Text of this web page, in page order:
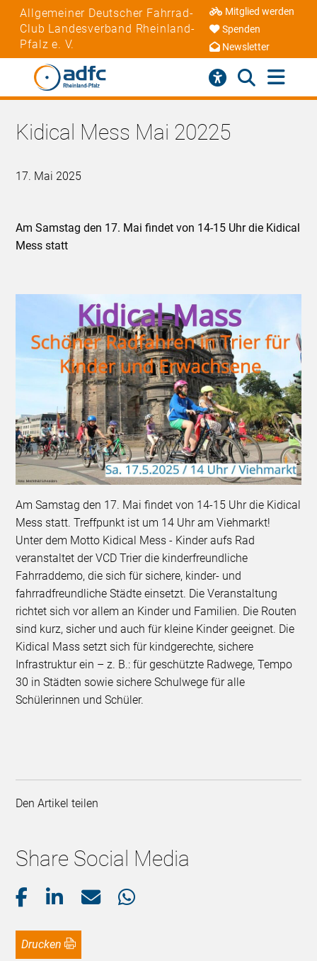
Allgemeiner Deutscher Fahrrad-
Club Landesverband Rheinland-
Pfalz e. V.
Mitglied werden
Spenden
Newsletter
Kidical Mess Mai 20225
17. Mai 2025
Am Samstag den 17. Mai findet von 14-15 Uhr die Kidical
Mess statt
Am Samstag den 17. Mai findet von 14-15 Uhr die Kidical
Mess statt. Treffpunkt ist um 14 Uhr am Viehmarkt!
Unter dem Motto Kidical Mess - Kinder aufs Rad
veranstaltet der VCD Trier die kinderfreundliche
Fahrraddemo, die sich für sichere, kinder- und
fahrradfreundliche Städte einsetzt. Die Veranstaltung
richtet sich vor allem an Kinder und Familien. Die Routen
sind kurz, sicher und auch für kleine Kinder geeignet. Die
Kidical Mass setzt sich für kindgerechte, sichere
Infrastruktur ein – z. B.: für geschützte Radwege, Tempo
30 in Städten sowie sichere Schulwege für alle
Schülerinnen und Schüler.
Den Artikel teilen
Share Social Media
Drucken